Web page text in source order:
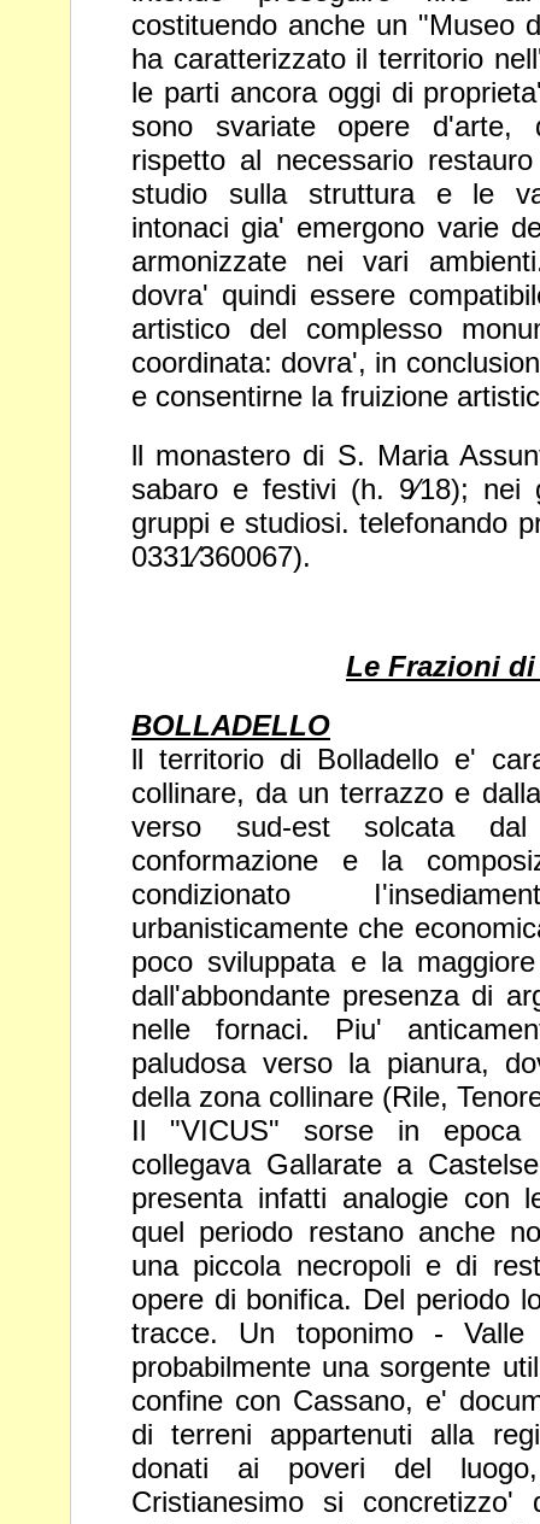
costituendo anche un "Museo
ha caratterizzato il territorio
le parti ancora oggi di
sono svariate opere d'arte,
rispetto al necessario
studio sulla struttura e le
intonaci gia' emergono varie
armonizzate nei vari
dovra' quindi essere
artistico del complesso
coordinata: dovra', in
e consentirne la fruizione
ll monastero di S. Maria
sabaro e festivi (h. 9⁄18); nei
gruppi e studiosi.telefonando
0331⁄360067).
Le Frazioni di
BOLLADELLO
ll territorio di Bolladello e'
collinare, da un terrazzo e
verso sud-est solcata
conformazione e la
condizionato
urbanisticamente che
poco sviluppata e la
dall'abbondante presenza di
nelle fornaci. Piu'
paludosa verso la pianura,
della zona collinare (Rile,
Il "VICUS" sorse in epoca
collegava Gallarate a
presenta infatti analogie con
quel periodo restano anche
una piccola necropoli e di
opere di bonifica. Del periodo
tracce. Un toponimo -
probabilmente una sorgente
confine con Cassano, e'
di terreni appartenuti alla
donati ai poveri del
Cristianesimo si